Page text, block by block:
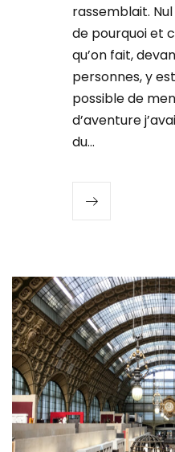
rassemblait.
de pourquoi et
qu’on fait,
personnes, y
possible de
d’aventure
du…